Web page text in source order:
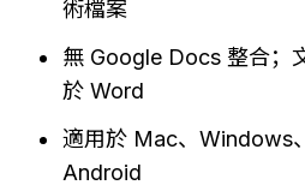
術檔案
無 Google Docs 整合；
於 Word
適用於 Mac、Windows
Android